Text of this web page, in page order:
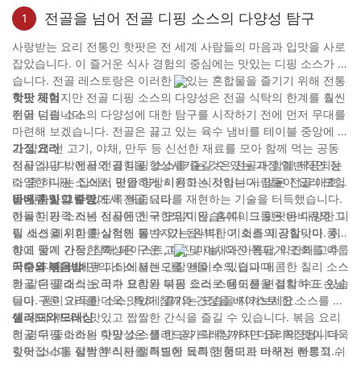
1 전골을 넘어 전골 디핑 소스의 다양성 탐구
사랑받는 요리 전통인 핫팟은 전 세계 사람들의 마음과 입맛을 사로
잡았습니다. 이 즐거운 식사 경험의 중심에는 맛있는 디핑 소스가 있
습니다. 전골 레스토랑은 이러한 맛있는 혼합물을 즐기기 위해 전통
적인 곳이지만 전골 디핑 소스의 다양성은 전골 식탁의 한계를 훨씬
뛰어 넘습니다.
핫팟 체험
전골 디핑 소스의 다양성에 대한 탐구를 시작하기 전에 먼저 무대를
마련해 보겠습니다. 전골은 끓고 있는 육수 냄비를 테이블 중앙에 놓
고 얇게 썬 고기, 야채, 만두 등 신선한 재료를 모아 함께 먹는 공동
식사입니다. 전골의 경험을 향상시키는 것은 전골과 함께 제공되는
다양한 디핑 소스로, 맛을 향상시키고 식사하는 사람들이 요리 모험
을 맞춤화할 수 있도록 해줍니다.
가정 요리
전골 식당 밖에서 전골 디핑 소스를 즐길 수 있는 가장 일반적인 장
소 중 하나는 집에서 편안하게 이용하는 것입니다. 많은 전골 애호가
들은 자신의 주방에서 전골 요리를 재현하는 기술을 터득했습니다.
아늑한 가족 저녁 식사든 친구 모임이든, 홈메이드 핫팟은 다양한 디
핑 소스 레시피를 실험해 볼 수 있는 완벽한 기회를 제공합니다. 취
향에 맞게 간장, 참깨 페이스트, 다진 마늘, 다진 쪽파, 약간의 고추
기름을 섞어 나만의 소스 블렌드를 만들 수 있습니다.
바베큐 및 그릴링
전골 디핑 소스는 전골에만 국한되지 않습니다. 그들은 바비큐와 그
릴 세션을 위한 환상적인 동반자가 됩니다. 이 소스의 감칠맛이 풍부
하고 풍미 가득한 특성은 구운 고기 및 야채와 아름답게 조화를 이룹
니다. 다음 바베큐 파티에서는 간장 베이스의 딥과 매콤한 칠리 소스
와 같은 클래식 요리가 포함된 디핑 소스 스테이션을 설치하고 손님
들이 구운 요리를 더욱 맛있게 즐기는 모습을 지켜보세요.
국수와 볶음밥
전골 디핑 소스는 국수 요리와 볶음 요리로 용도를 변경할 수도 있습
니다. 풍미 가득한 소스, 특히 참깨와 간장을 베이스로 한 소스를 냉
면 위에 뿌려서 맛있고 짭짤한 간식을 즐길 수 있습니다. 볶음 요리
의 경우 좋아하는 핫팟 소스를 한 숟가락 추가하면 요리의 맛이 더욱
깊어집니다. 평범한 식사를 특별한 요리 경험으로 바꾸는 빠르고 쉬
샐러드와 드레싱
전골 디핑 소스의 다양성은 샐러드와 드레싱까지 더욱 확장됩니다.
핫팟 소스를 살짝 뿌리면 샐러드에 독특한 풍미가 더해져 전통적인